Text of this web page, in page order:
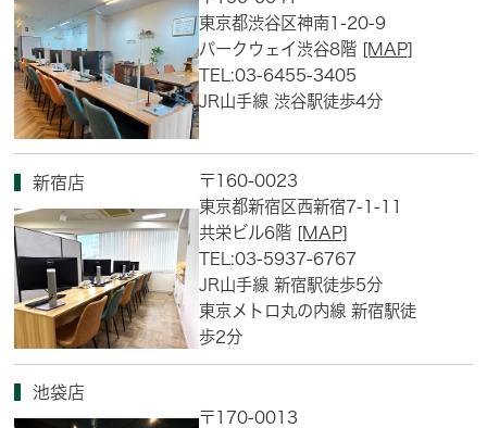
東京都渋谷区神南1-20-9
パークウェイ渋谷8階 [MAP]
TEL:03-6455-3405
JR山手線 渋谷駅徒歩4分
新宿店
〒160-0023
東京都新宿区西新宿7-1-11
共栄ビル6階 [MAP]
TEL:03-5937-6767
JR山手線 新宿駅徒歩5分
東京メトロ丸の内線 新宿駅徒
歩2分
池袋店
〒170-0013